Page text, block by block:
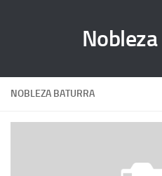
NOBLEZA BATURRA